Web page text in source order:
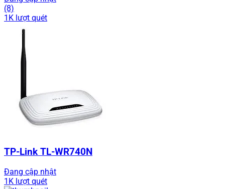
(8)
1K lượt quét
TP-Link TL-WR740N
Đang cập nhật
1K lượt quét